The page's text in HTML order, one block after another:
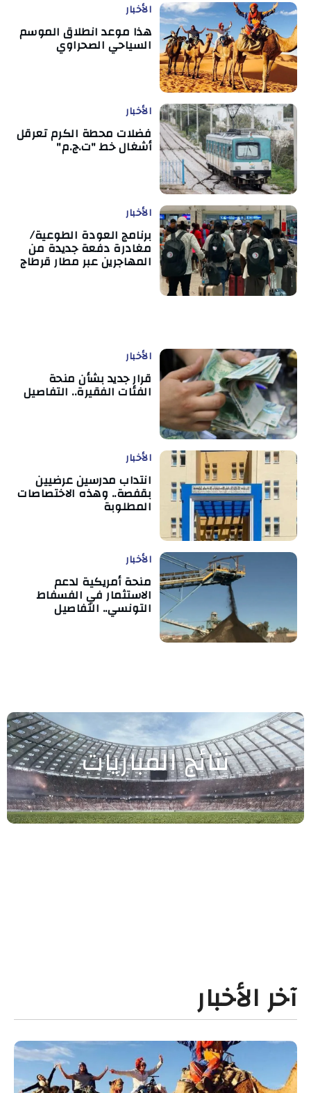
الأخبار
هذا موعد انطلاق الموسم
السياحي الصحراوي
الأخبار
فضلات محطة الكرم تعرقل
أشغال خط "ت.ج.م"
الأخبار
برنامج العودة الطوعية/
مغادرة دفعة جديدة من
المهاجرين عبر مطار قرطاج
الأخبار
قرار جديد بشأن منحة
الفئات الفقيرة.. التفاصيل
الأخبار
انتداب مدرسين عرضيين
بقفصة.. وهذه الاختصاصات
المطلوبة
الأخبار
منحة أمريكية لدعم
الاستثمار في الفسفاط
التونسي.. التفاصيل
نتائج المباريات
آخر الأخبار